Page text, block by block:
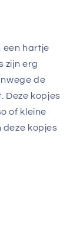
een hartje
zijn erg
de
Deze kopjes
of kleine
deze kopjes